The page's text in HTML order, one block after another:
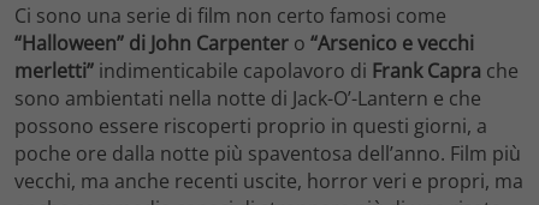
Ci sono una serie di film non certo famosi come
“Halloween” di John Carpenter o “Arsenico e vecchi
merletti” indimenticabile capolavoro di Frank Capra che
sono ambientati nella notte di Jack-O’-Lantern e che
possono essere riscoperti proprio in questi giorni, a
poche ore dalla notte più spaventosa dell’anno. Film più
vecchi, ma anche recenti uscite, horror veri e propri, ma